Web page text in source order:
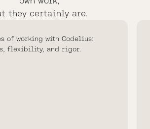
they certainly are.
of working with Codelius:
flexibility, and rigor.